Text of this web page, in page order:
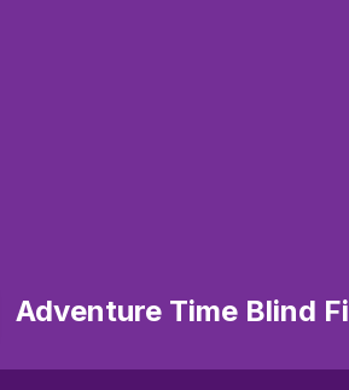
Adventure Time Blind